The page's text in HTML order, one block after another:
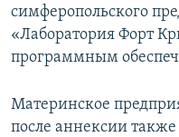
симферопольского
«Лаборатория Форт
программным
Материнское
после аннексии также